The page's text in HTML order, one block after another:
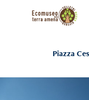
Piazza